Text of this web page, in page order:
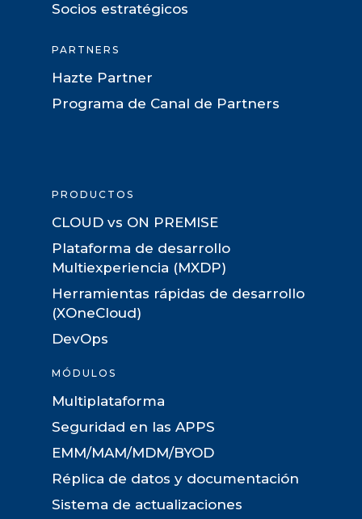
Socios estratégicos
PARTNERS
Hazte Partner
Programa de Canal de Partners
PRODUCTOS
CLOUD vs ON PREMISE
Plataforma de desarrollo
Multiexperiencia (MXDP)
Herramientas rápidas de desarrollo
(XOneCloud)
DevOps
MÓDULOS
Multiplataforma
Seguridad en las APPS
EMM/MAM/MDM/BYOD
Réplica de datos y documentación
Sistema de actualizaciones